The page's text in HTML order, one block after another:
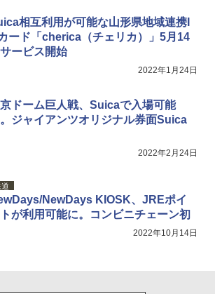
[キャンパーズコレクション 山善] 傘みたいに
広げるだけ パッとサッとテント キューブワ
ッシュ 4人用 簡単設置 ポップアップテント P
￥-
【日本企業販売】超強力クマ対策スプレー 30
0ml（連続噴射30秒）110ml（連続噴射15
秒）射程5～10m 安全ロック搭載 携帯収納袋
付き ヒグマ・イノシシ対策 自治体・教育機
防災用品 長期保存可能 緊急時用 日本国内発
￥3,680
相互利用が可能な山形県地域連携I
ード「cherica（チェリカ）」5月14
サービス開始
2022年1月24日
ドーム巨人戦、Suicaで入場可能
ジャイアンツオリジナル券面Suica
2022年2月24日
NewDays KIOSK、JREポイ
が利用可能に。コンビニチェーン初
2022年10月14日